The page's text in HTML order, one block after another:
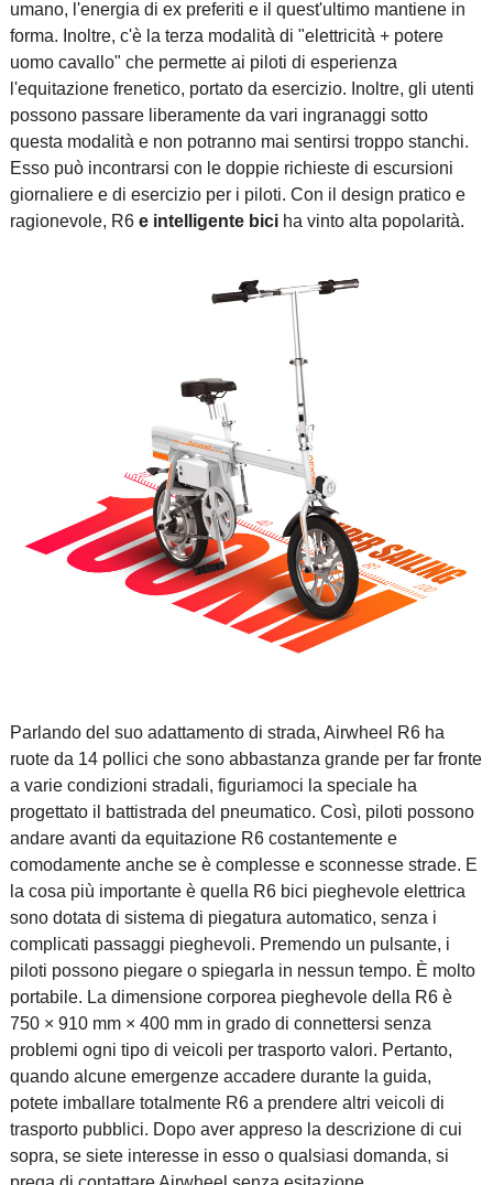
umano, l'energia di ex preferiti e il quest'ultimo mantiene in
forma. Inoltre, c'è la terza modalità di "elettricità + potere
uomo cavallo" che permette ai piloti di esperienza
l'equitazione frenetico, portato da esercizio. Inoltre, gli utenti
possono passare liberamente da vari ingranaggi sotto
questa modalità e non potranno mai sentirsi troppo stanchi.
Esso può incontrarsi con le doppie richieste di escursioni
giornaliere e di esercizio per i piloti. Con il design pratico e
ragionevole, R6 e intelligente biciha vinto alta popolarità.
Parlando del suo adattamento di strada, Airwheel R6 ha
ruote da 14 pollici che sono abbastanza grande per far fronte
a varie condizioni stradali, figuriamoci la speciale ha
progettato il battistrada del pneumatico. Così, piloti possono
andare avanti da equitazione R6 costantemente e
comodamente anche se è complesse e sconnesse strade. E
la cosa più importante è quella R6 bici pieghevole elettrica
sono dotata di sistema di piegatura automatico, senza i
complicati passaggi pieghevoli. Premendo un pulsante, i
piloti possono piegare o spiegarla in nessun tempo. È molto
portabile. La dimensione corporea pieghevole della R6 è
750 × 910 mm × 400 mm in grado di connettersi senza
problemi ogni tipo di veicoli per trasporto valori. Pertanto,
quando alcune emergenze accadere durante la guida,
potete imballare totalmente R6 a prendere altri veicoli di
trasporto pubblici. Dopo aver appreso la descrizione di cui
sopra, se siete interesse in esso o qualsiasi domanda, si